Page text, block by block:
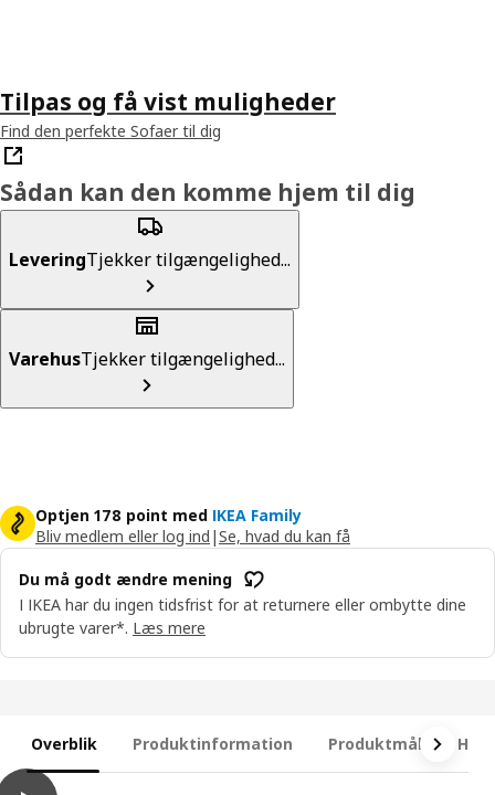
Tilpas og få vist muligheder
Find den perfekte Sofaer til dig
Sådan kan den komme hjem til dig
LeveringTjekker tilgængelighed...
VarehusTjekker tilgængelighed...
Optjen 178 point med IKEA Family
Bliv medlem eller log ind |Se, hvad du kan få
Du må godt ændre mening
I IKEA har du ingen tidsfrist for at returnere eller ombytte dine
ubrugte varer*. Læs mere
Overblik Produktinformation Produktmål